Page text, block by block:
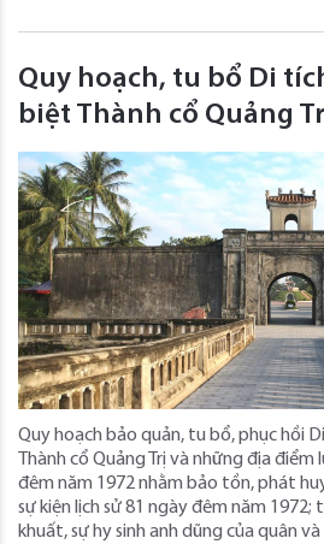
Quy hoạch, tu bổ Di
biệt Thành cổ Quảng
Quy hoạch bảo quản, tu bổ, phục hồi
Thành cổ Quảng Trị và những địa điểm
đêm năm 1972 nhằm bảo tồn, phát
sự kiện lịch sử 81 ngày đêm năm
khuất, sự hy sinh anh dũng của quân